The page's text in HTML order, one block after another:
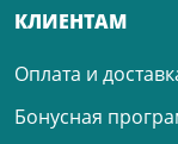
КЛИЕНТАМ
Оплата и
Бонусная